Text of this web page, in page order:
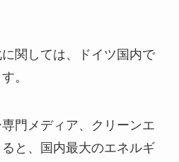
関しては、ドイツ国内で
。
門メディア、クリーンエ
と、国内最大のエネルギ